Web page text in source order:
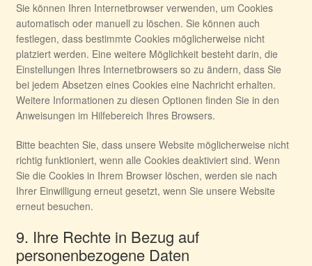
Sie können Ihren Internetbrowser verwenden, um Cookies
automatisch oder manuell zu löschen. Sie können auch
festlegen, dass bestimmte Cookies möglicherweise nicht
platziert werden. Eine weitere Möglichkeit besteht darin, die
Einstellungen Ihres Internetbrowsers so zu ändern, dass Sie
bei jedem Absetzen eines Cookies eine Nachricht erhalten.
Weitere Informationen zu diesen Optionen finden Sie in den
Anweisungen im Hilfebereich Ihres Browsers.
Bitte beachten Sie, dass unsere Website möglicherweise nicht
richtig funktioniert, wenn alle Cookies deaktiviert sind. Wenn
Sie die Cookies in Ihrem Browser löschen, werden sie nach
Ihrer Einwilligung erneut gesetzt, wenn Sie unsere Website
erneut besuchen.
9. Ihre Rechte in Bezug auf
personenbezogene Daten